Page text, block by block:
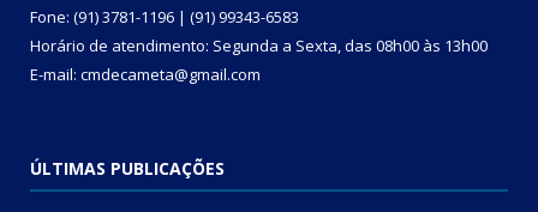
Fone: (91) 3781-1196 | (91) 99343-6583
Horário de atendimento: Segunda a Sexta, das 08h00 às 13h00
E-mail: cmdecameta@gmail.com
ÚLTIMAS PUBLICAÇÕES